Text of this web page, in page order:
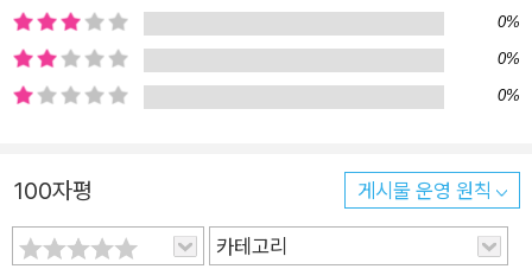
가 위험에 빠진 판타지 세계를 구하기 때문이다. 자신만만한 데다
고집쟁이여서 ‘멋대로 공주’라 불리는 알리나 공주에게 절체절명
에 빠진 판타지 세계의 미래를 맡기다니 위태위태한 모험이 아닐
수 없었다. 그러나 알리나 공주는 때론 다른 이들을 배려하고 어
고 용감하게 앞장서면서 문제를 해결해 가며 왕관 원정대를 이끈
다. 훌쩍 자라나 용감한 용사로 등장한 알리나 공주는 제로니모와
수많은 여정을 함께하며 자라난 어린이 독자들의 모습이기도 하
0%
0%
0%
100자평 게시물 운영 원칙
카테고리